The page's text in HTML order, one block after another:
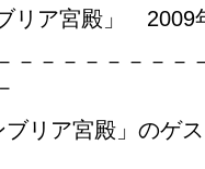
宮殿」 2009年
－－－－－－－－
リア宮殿」のゲ